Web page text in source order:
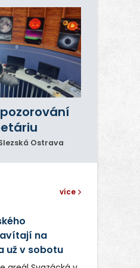
Ostrava
více
na
už v sobotu